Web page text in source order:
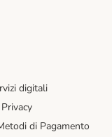
digitali
Privacy
di Pagamento